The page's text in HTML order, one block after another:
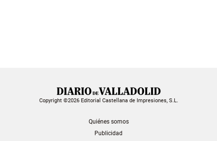
Copyright ©2026 Editorial Castellana de Impresiones, S.L.
Quiénes somos
Publicidad